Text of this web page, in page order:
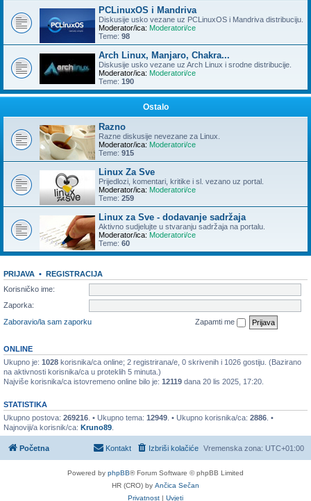
PCLinuxOS i Mandriva
Diskusije usko vezane uz PCLinuxOS i Mandriva distribuciju.
Moderator/ica: Moderatori/ce
Teme: 98
Arch Linux, Manjaro, Chakra...
Diskusije usko vezane uz Arch Linux i srodne distribucije.
Moderator/ica: Moderatori/ce
Teme: 190
Ostalo
Razno
Razne diskusije nevezane za Linux.
Moderator/ica: Moderatori/ce
Teme: 915
Linux Za Sve
Prijedlozi, komentari, kritike i sl. vezano uz portal.
Moderator/ica: Moderatori/ce
Teme: 259
Linux za Sve - dodavanje sadržaja
Aktivno sudjelujte u stvaranju sadržaja na portalu.
Moderator/ica: Moderatori/ce
Teme: 60
PRIJAVA • REGISTRACIJA
Korisničko ime:
Zaporka:
Zaboravio/la sam zaporku
Zapamti me
ONLINE
Ukupno je: 1028 korisnika/ca online; 2 registrirana/e, 0 skrivenih i 1026 gostiju. (Bazirano
na aktivnosti korisnika/ca u proteklih 5 minuta.)
Najviše korisnika/ca istovremeno online bilo je: 12119 dana 20 lis 2025, 17:20.
STATISTIKA
Ukupno postova: 269216 . • Ukupno tema: 12949 . • Ukupno korisnika/ca: 2886 . •
Najnoviji/a korisnik/ca: Kruno89
Početna Vremenska zona: UTC+01:00
Izbriši kolačiće
Kontakt
Powered by phpBB® Forum Software © phpBB Limited
HR (CRO) by Ančica Sečan
Privatnost | Uvjeti